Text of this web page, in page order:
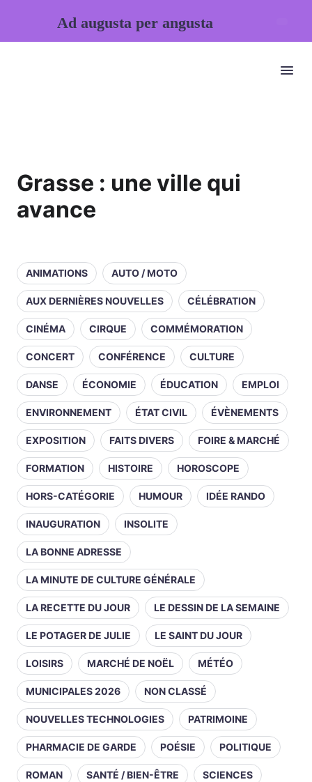
Grasse : une ville qui
avance
ANIMATIONS AUTO / MOTO
AUX DERNIÈRES NOUVELLES CÉLÉBRATION
CINÉMA CIRQUE COMMÉMORATION
CONCERT CONFÉRENCE CULTURE
DANSE ÉCONOMIE ÉDUCATION EMPLOI
ENVIRONNEMENT ÉTAT CIVIL ÉVÈNEMENTS
EXPOSITION FAITS DIVERS FOIRE & MARCHÉ
FORMATION HISTOIRE HOROSCOPE
HORS-CATÉGORIE HUMOUR IDÉE RANDO
INAUGURATION INSOLITE
LA BONNE ADRESSE
LA MINUTE DE CULTURE GÉNÉRALE
LA RECETTE DU JOUR LE DESSIN DE LA SEMAINE
LE POTAGER DE JULIE LE SAINT DU JOUR
LOISIRS MARCHÉ DE NOËL MÉTÉO
MUNICIPALES 2026 NON CLASSÉ
NOUVELLES TECHNOLOGIES PATRIMOINE
PHARMACIE DE GARDE POÉSIE POLITIQUE
ROMAN SANTÉ / BIEN-ÊTRE SCIENCES
Ad augusta per angusta